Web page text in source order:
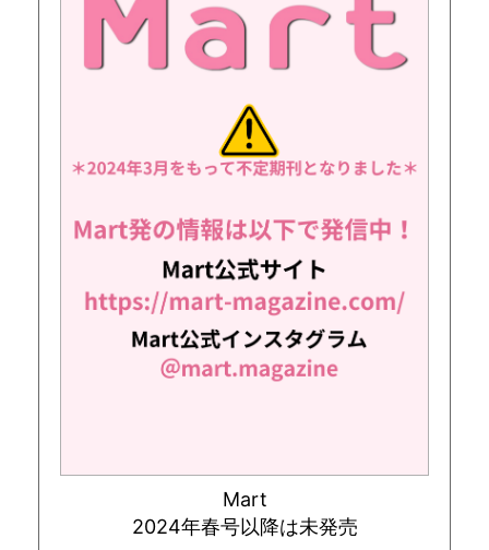
Mart
2024年春号以降は未発売